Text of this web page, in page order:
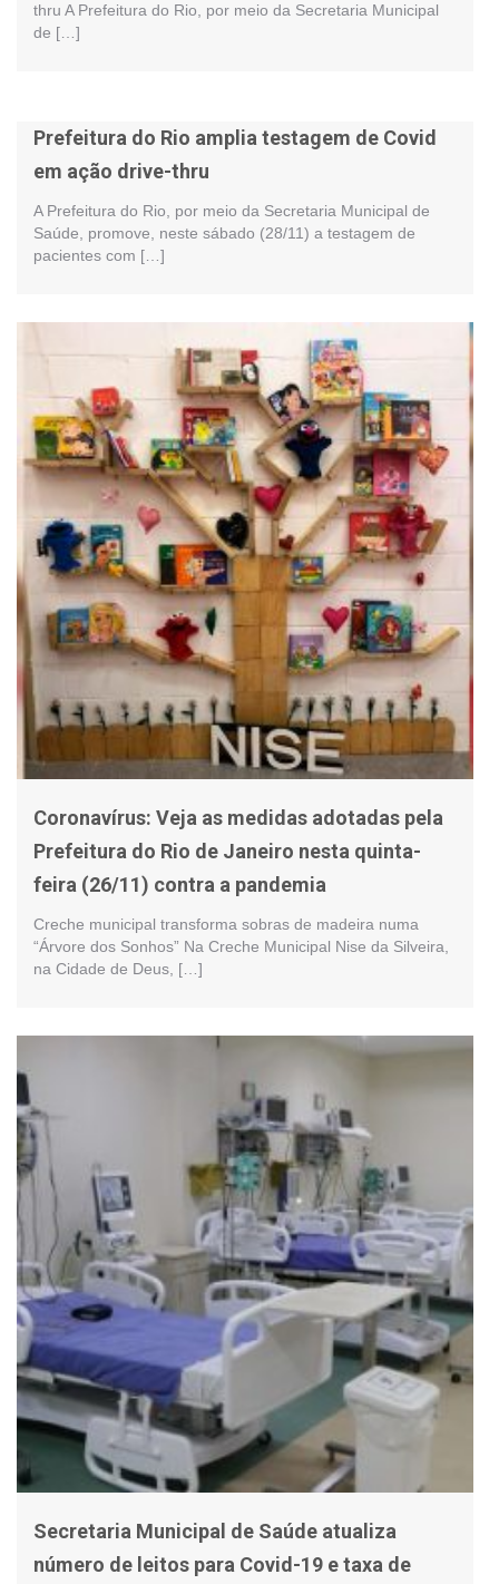
thru A Prefeitura do Rio, por meio da Secretaria Municipal
de […]
Prefeitura do Rio amplia testagem de Covid
em ação drive-thru
A Prefeitura do Rio, por meio da Secretaria Municipal de
Saúde, promove, neste sábado (28/11) a testagem de
pacientes com […]
Coronavírus: Veja as medidas adotadas pela
Prefeitura do Rio de Janeiro nesta quinta-
feira (26/11) contra a pandemia
Creche municipal transforma sobras de madeira numa
“Árvore dos Sonhos” Na Creche Municipal Nise da Silveira,
na Cidade de Deus, […]
Secretaria Municipal de Saúde atualiza
número de leitos para Covid-19 e taxa de